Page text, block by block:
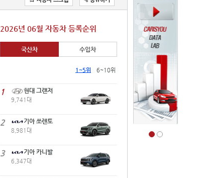
2026년 06월 자동차 등록순위
국산차 수입차
1~5위 6~10위
1 현대 그랜저
9,741대
2 기아 쏘렌토
8,981대
3 기아 카니발
6,347대